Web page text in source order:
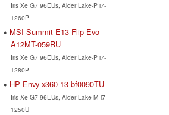
Iris Xe G7 96EUs, Alder Lake-P i7-
1260P
MSI Summit E13 Flip Evo
A12MT-059RU
Iris Xe G7 96EUs, Alder Lake-P i7-
1280P
HP Envy x360 13-bf0090TU
Iris Xe G7 96EUs, Alder Lake-M i7-
1250U